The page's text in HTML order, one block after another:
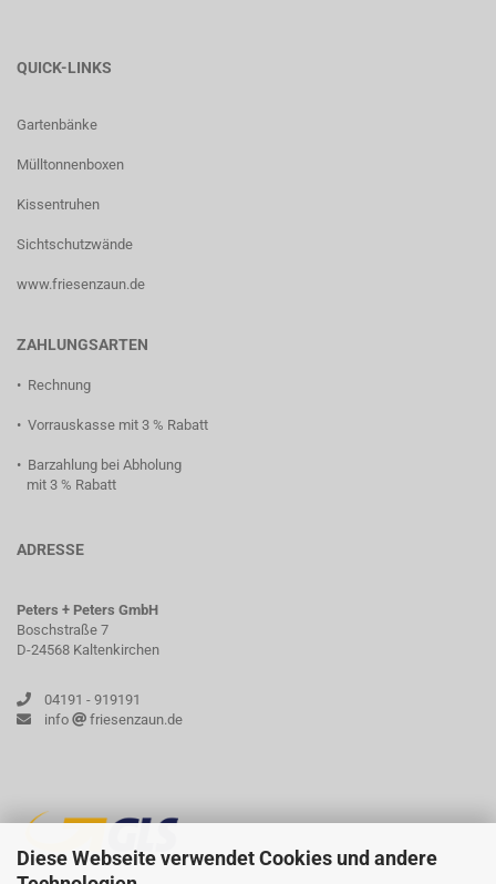
Diese Webseite verwendet Cookies und andere
QUICK-LINKS
Gartenbänke
Mülltonnenboxen
Kissentruhen
Sichtschutzwände
www.friesenzaun.de
ZAHLUNGSARTEN
• Rechnung
• Vorrauskasse mit 3 % Rabatt
• Barzahlung bei Abholung
mit 3 % Rabatt
ADRESSE
Peters + Peters GmbH
Boschstraße 7
D-24568 Kaltenkirchen
04191 - 919191
info
friesenzaun.de